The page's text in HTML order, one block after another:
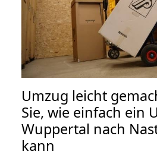
Umzug leicht
Sie, wie einfach ein
Wuppertal nach
kann